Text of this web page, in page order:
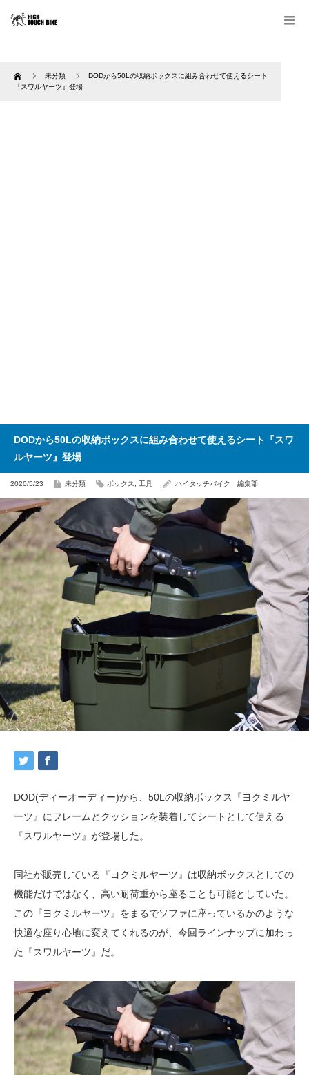
Home 未分類
DODから50Lの収納ボックスに組み合わせて使えるシート
『スワルヤーツ』登場
DODから50Lの収納ボックスに組み合わせて使えるシート『スワ
ルヤーツ』登場
2020/5/23 未分類 ボックス 工具 ハイタッチバイク 編集部
DOD(ディーオーディー)から、50Lの収納ボックス『ヨクミルヤ
ーツ』にフレームとクッションを装着してシートとして使える
『スワルヤーツ』が登場した。
同社が販売している『ヨクミルヤーツ』は収納ボックスとしての
機能だけではなく、高い耐荷重から座ることも可能としていた。
この『ヨクミルヤーツ』をまるでソファに座っているかのような
快適な座り心地に変えてくれるのが、今回ラインナップに加わっ
た『スワルヤーツ』だ。